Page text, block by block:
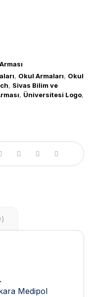
, Okul Armaları, Okul
, Sivas Bilim ve
, Üniversitesi Logo,
Medipol